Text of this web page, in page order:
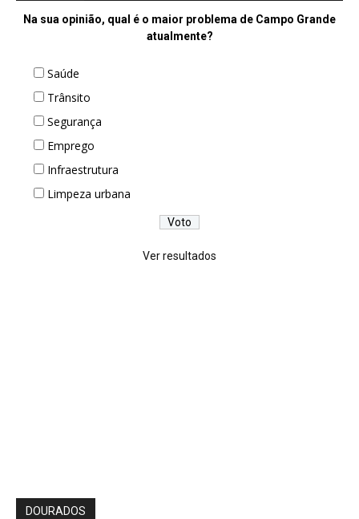
Na sua opinião, qual é o maior problema de Campo Grande
atualmente?
Saúde
Trânsito
Segurança
Emprego
Infraestrutura
Limpeza urbana
Ver resultados
DOURADOS